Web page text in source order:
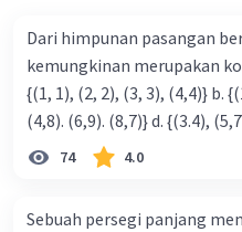
Dari himpunan pasangan
kemungkinan merupakan ko- respondensi satu-satu?
{(1, 1), (2, 2), (3, 3), (4,4)} b. {(1, 2), (2, 3), (3, 4). (4,5)} c. {(2,7).
(4,8). (6,9). (8,7)} d.
74 4.0
Sebuah persegi panjang